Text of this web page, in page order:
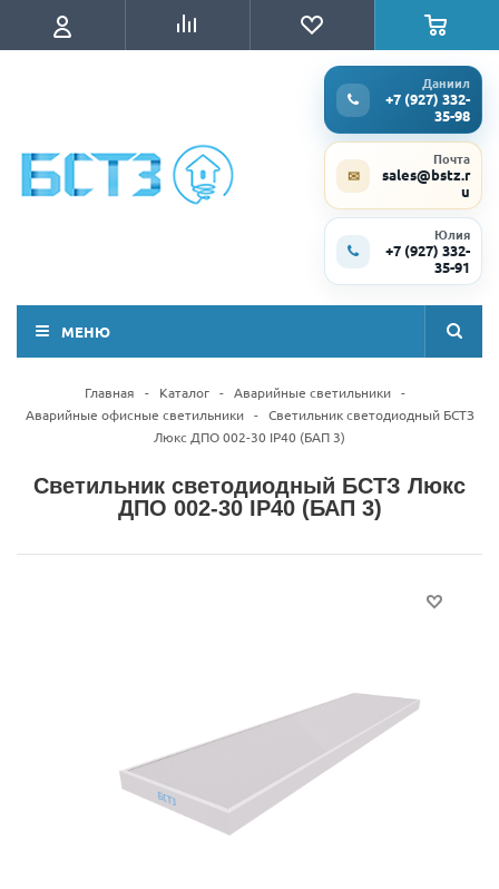
Даниил
+7 (927) 332-
35-98
✉
Почта
sales@bstz.r
u
Юлия
+7 (927) 332-
35-91
МЕНЮ
Главная - Каталог - Аварийные светильники -
Аварийные офисные светильники - Светильник светодиодный БСТЗ
Люкс ДПО 002-30 IP40 (БАП 3)
Светильник светодиодный БСТЗ Люкс
ДПО 002-30 IP40 (БАП 3)